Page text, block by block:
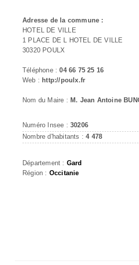
Adresse de la commune :
HOTEL DE VILLE
1 PLACE DE L HOTEL DE VILLE
30320 POULX
Téléphone :04 66 75 25 16
Web : http://poulx.fr
Nom du Maire : M. Jean Antoine
Numéro Insee : 30206
Nombre d'habitants :4 478
Département : Gard
Région : Occitanie